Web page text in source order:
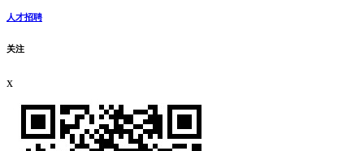
人才招聘
关注
x